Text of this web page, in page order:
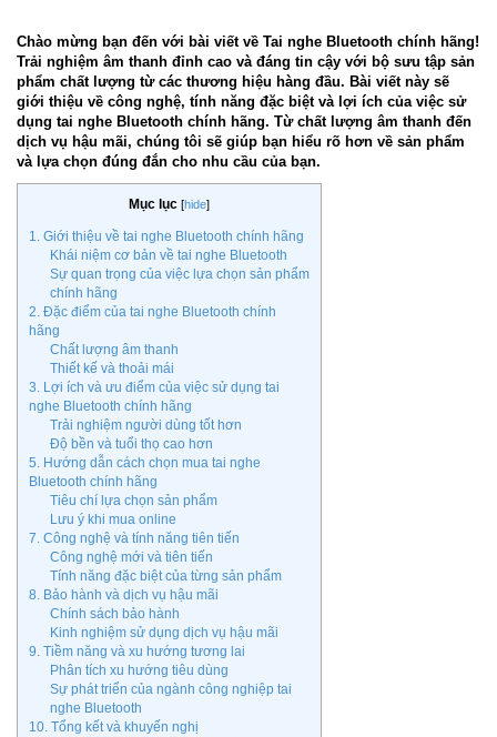
Chào mừng bạn đến với bài viết về Tai nghe Bluetooth chính hãng!
Trải nghiệm âm thanh đỉnh cao và đáng tin cậy với bộ sưu tập sản
phẩm chất lượng từ các thương hiệu hàng đầu. Bài viết này sẽ
giới thiệu về công nghệ, tính năng đặc biệt và lợi ích của việc sử
dụng tai nghe Bluetooth chính hãng. Từ chất lượng âm thanh đến
dịch vụ hậu mãi, chúng tôi sẽ giúp bạn hiểu rõ hơn về sản phẩm
và lựa chọn đúng đắn cho nhu cầu của bạn.
Mục lục [hide]
1. Giới thiệu về tai nghe Bluetooth chính hãng
Khái niệm cơ bản về tai nghe Bluetooth
Sự quan trọng của việc lựa chọn sản phẩm
chính hãng
2. Đặc điểm của tai nghe Bluetooth chính
hãng
Chất lượng âm thanh
Thiết kế và thoải mái
3. Lợi ích và ưu điểm của việc sử dụng tai
nghe Bluetooth chính hãng
Trải nghiệm người dùng tốt hơn
Độ bền và tuổi thọ cao hơn
5. Hướng dẫn cách chọn mua tai nghe
Bluetooth chính hãng
Tiêu chí lựa chọn sản phẩm
Lưu ý khi mua online
7. Công nghệ và tính năng tiên tiến
Công nghệ mới và tiên tiến
Tính năng đặc biệt của từng sản phẩm
8. Bảo hành và dịch vụ hậu mãi
Chính sách bảo hành
Kinh nghiệm sử dụng dịch vụ hậu mãi
9. Tiềm năng và xu hướng tương lai
Phân tích xu hướng tiêu dùng
Sự phát triển của ngành công nghiệp tai
nghe Bluetooth
10. Tổng kết và khuyến nghị